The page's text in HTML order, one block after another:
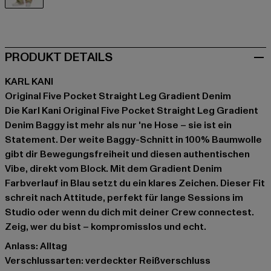
PRODUKT DETAILS
KARL KANI
Original Five Pocket Straight Leg Gradient Denim
Die Karl Kani Original Five Pocket Straight Leg Gradient
Denim Baggy ist mehr als nur 'ne Hose – sie ist ein
Statement. Der weite Baggy-Schnitt in 100% Baumwolle
gibt dir Bewegungsfreiheit und diesen authentischen
Vibe, direkt vom Block. Mit dem Gradient Denim
Farbverlauf in Blau setzt du ein klares Zeichen. Dieser Fit
schreit nach Attitude, perfekt für lange Sessions im
Studio oder wenn du dich mit deiner Crew connectest.
Zeig, wer du bist – kompromisslos und echt.
Anlass: Alltag
Verschlussarten: verdeckter Reißverschluss